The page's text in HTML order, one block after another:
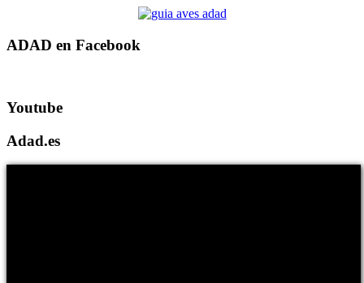
ADAD en Facebook
Youtube
Adad.es